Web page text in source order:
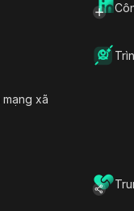
xã
Estonia: Proxy cho
WebMoney +
Đọc Thêm
Vượt qua hạn chế